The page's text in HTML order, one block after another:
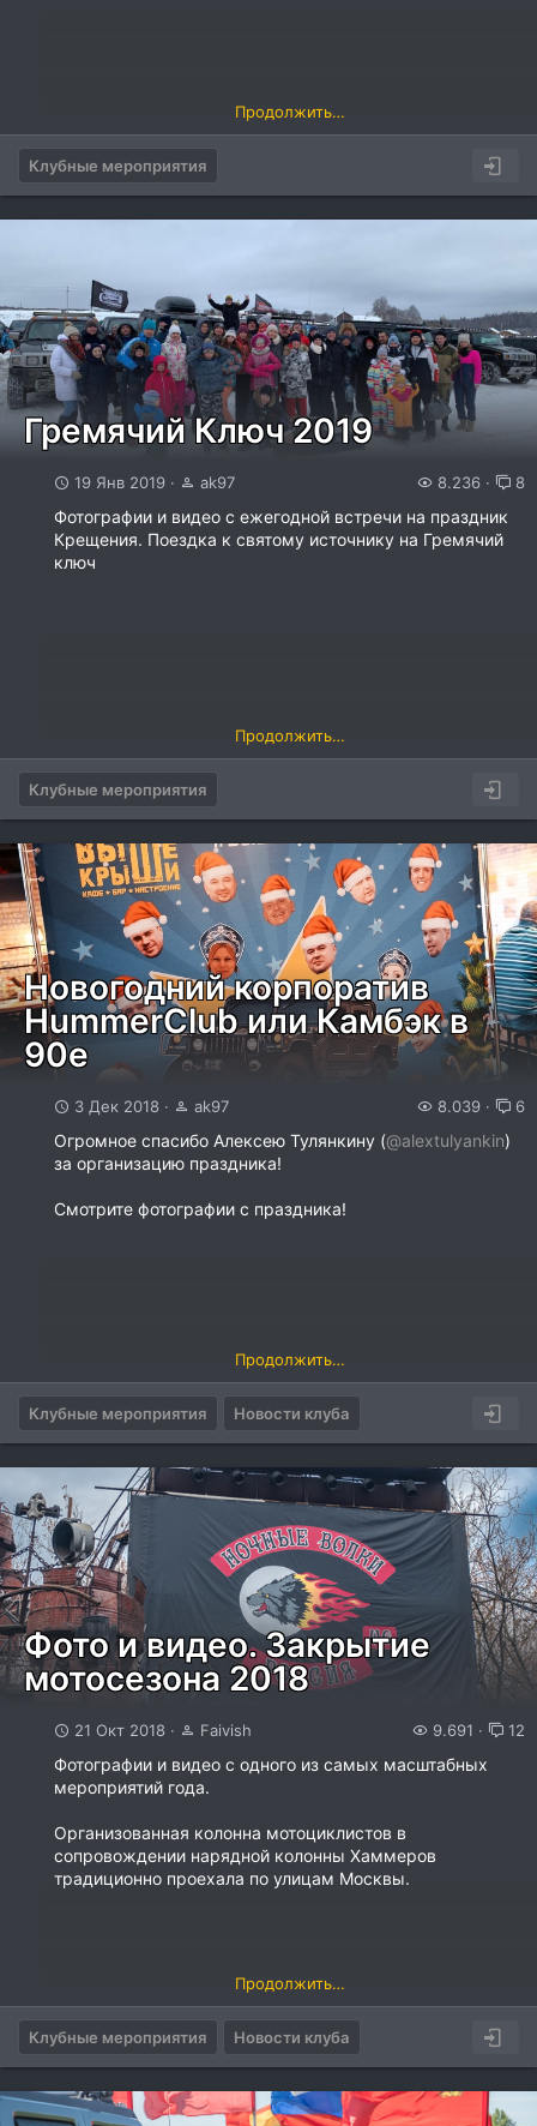
Продолжить…
Клубные мероприятия
Гремячий Ключ 2019
19 Янв 2019 ak97 8.236 8
Фотографии и видео с ежегодной встречи на праздник
Крещения. Поездка к святому источнику на Гремячий
ключ
Продолжить…
Клубные мероприятия
Новогодний корпоратив
HummerClub или Камбэк в
90е
3 Дек 2018 ak97 8.039 6
Огромное спасибо Алексею Тулянкину (@alextulyankin)
за организацию праздника!
Смотрите фотографии с праздника!
Продолжить…
Клубные мероприятия Новости клуба
Фото и видео. Закрытие
мотосезона 2018
21 Окт 2018 Faivish 9.691 12
Фотографии и видео с одного из самых масштабных
мероприятий года.
Организованная колонна мотоциклистов в
сопровождении нарядной колонны Хаммеров
традиционно проехала по улицам Москвы.
Продолжить…
Клубные мероприятия Новости клуба